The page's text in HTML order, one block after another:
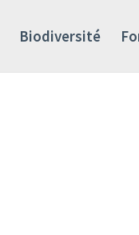
Biodiversité